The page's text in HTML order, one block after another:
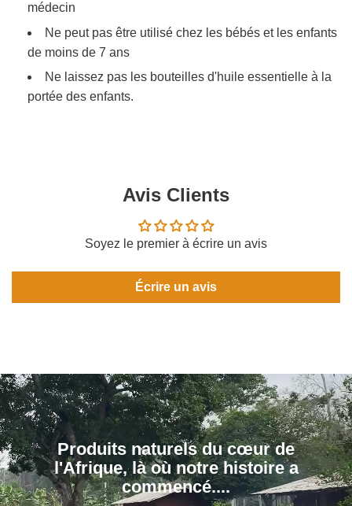
médecin
Ne peut pas être utilisé chez les bébés et les enfants
de moins de 7 ans
Ne laissez pas les bouteilles d'huile essentielle à la
portée des enfants.
Avis Clients
Soyez le premier à écrire un avis
Écrire un avis
Produits naturels du cœur de
l'Afrique, là où notre histoire a